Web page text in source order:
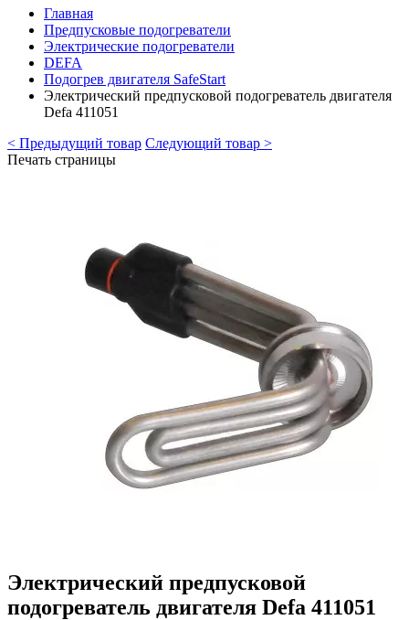
Главная
Предпусковые подогреватели
Электрические подогреватели
DEFA
Подогрев двигателя SafeStart
Электрический предпусковой подогреватель двигателя
Defa 411051
< Предыдущий товар Следующий товар >
Печать страницы
Электрический предпусковой
подогреватель двигателя Defa 411051